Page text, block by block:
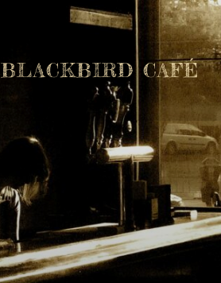
BLACKBIRD CAFÉ